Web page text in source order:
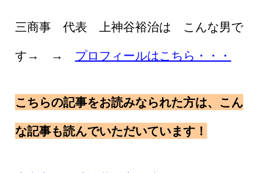
三商事 代表 上神谷裕治は こんな男で
す→ → プロフィールはこちら・・・
こちらの記事をお読みなられた方は、こん
な記事も読んでいただいています！